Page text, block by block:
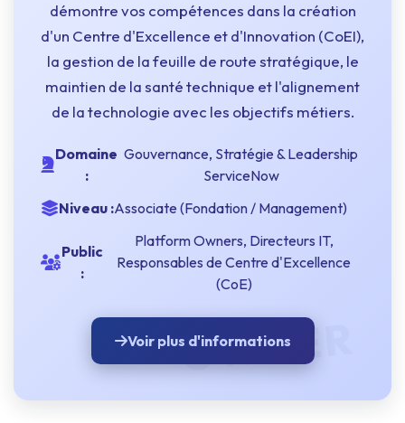
démontre vos compétences dans la création
d'un Centre d'Excellence et d'Innovation (CoEI),
la gestion de la feuille de route stratégique, le
maintien de la santé technique et l'alignement
de la technologie avec les objectifs métiers.
Domaine
:
Gouvernance, Stratégie & Leadership
ServiceNow
Niveau :Associate (Fondation / Management)
Public
:
Platform Owners, Directeurs IT,
Responsables de Centre d'Excellence
(CoE)
Voir plus d'informations